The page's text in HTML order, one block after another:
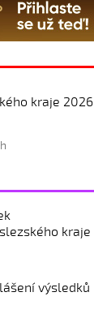
kraje 2026
kraje
výsledků